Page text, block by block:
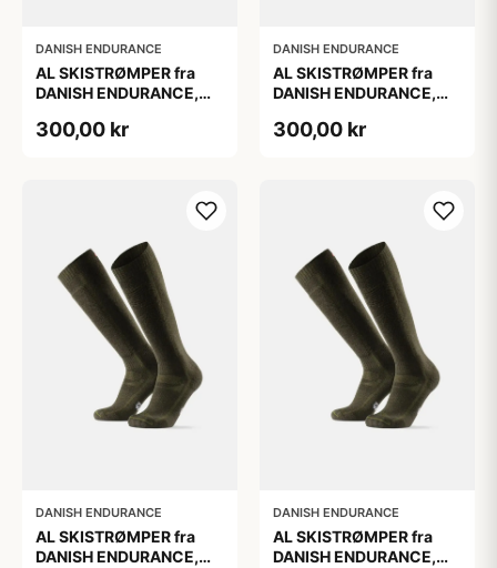
DANISH ENDURANCE
AL SKISTRØMPER fra
DANISH ENDURANCE,
300,00 kr
DANISH ENDURANCE
AL SKISTRØMPER fra
DANISH ENDURANCE,
300,00 kr
DANISH ENDURANCE
AL SKISTRØMPER fra
DANISH ENDURANCE,
DANISH ENDURANCE
AL SKISTRØMPER fra
DANISH ENDURANCE,